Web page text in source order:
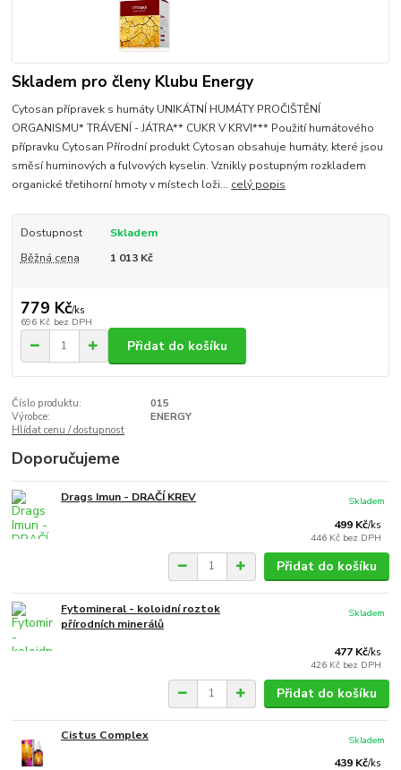
Skladem pro členy Klubu Energy
Cytosan přípravek s humáty UNIKÁTNÍ HUMÁTY PROČIŠTĚNÍ
ORGANISMU* TRÁVENÍ - JÁTRA** CUKR V KRVI*** Použití humátového
přípravku Cytosan Přírodní produkt Cytosan obsahuje humáty, které jsou
směsí huminových a fulvových kyselin. Vznikly postupným rozkladem
organické třetihorní hmoty v místech loži... celý popis
Dostupnost
Skladem
Běžná cena
1 013 Kč
779 Kč/ks
696 Kč bez DPH
Přidat do košíku
Číslo produktu:
015
Výrobce:
ENERGY
Hlídat cenu / dostupnost
Doporučujeme
Drags Imun - DRAČÍ KREV
499 Kč/ks
446 Kč bez DPH
Skladem
Přidat do košíku
Fytomineral - koloidní roztok
přírodních minerálů
477 Kč/ks
426 Kč bez DPH
Skladem
Přidat do košíku
Cistus Complex
439 Kč/ks
Skladem